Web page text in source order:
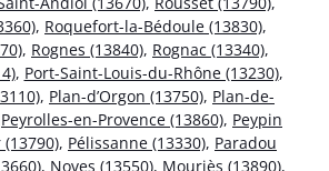
, Roquefort-la-Bédoule (13830),
, Rognes (13840), Rognac (13340),
, Port-Saint-Louis-du-Rhône (13230),
, Plan-d’Orgon (13750), Plan-de-
Peyrolles-en-Provence (13860), Peypin
(13790), Pélissanne (13330), Paradou
, Noves (13550), Mouriès (13890),